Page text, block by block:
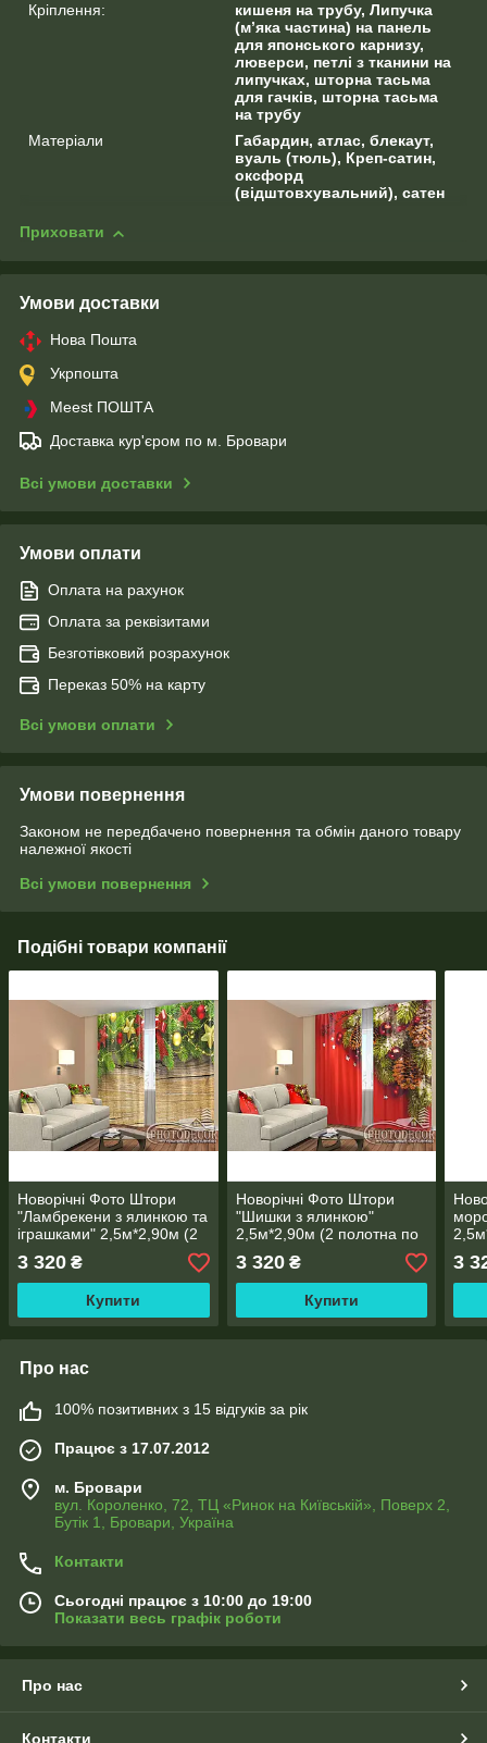
Кріплення:
кишеня на трубу, Липучка
(м’яка частина) на панель
для японського карнизу,
люверси, петлі з тканини на
липучках, шторна тасьма
для гачків, шторна тасьма
на трубу
Матеріали
Габардин, атлас, блекаут,
вуаль (тюль), Креп-сатин,
оксфорд
(відштовхувальний), сатен
Приховати
Умови доставки
Нова Пошта
Укрпошта
Meest ПОШТА
Доставка кур'єром по м. Бровари
Всі умови доставки
Умови оплати
Оплата на рахунок
Оплата за реквізитами
Безготівковий розрахунок
Переказ 50% на карту
Всі умови оплати
Умови повернення
Законом не передбачено повернення та обмін даного товару
належної якості
Всі умови повернення
Подібні товари компанії
Новорічні Фото Штори
"Ламбрекени з ялинкою та
іграшками" 2,5м*2,90м (2
полотна по 1,45м), тасьма
3 320 ₴
Купити
Новорічні Фото Штори
"Шишки з ялинкою"
2,5м*2,90м (2 полотна по
3 320₴
Купити
3
Про нас
100% позитивних з 15 відгуків за рік
Працює з 17.07.2012
м. Бровари
вул. Короленко, 72, ТЦ «Ринок на Київській», Поверх 2,
Бутік 1, Бровари, Україна
Контакти
Сьогодні працює з 10:00 до 19:00
Показати весь графік роботи
Про нас
Контакти